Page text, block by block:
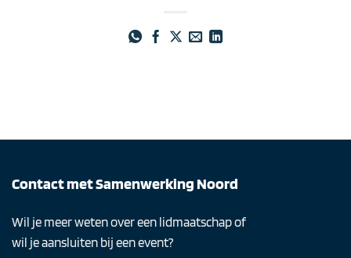
Contact met Samenwerking Noord
Wil je meer weten over een lidmaatschap of
wil je aansluiten bij een event?